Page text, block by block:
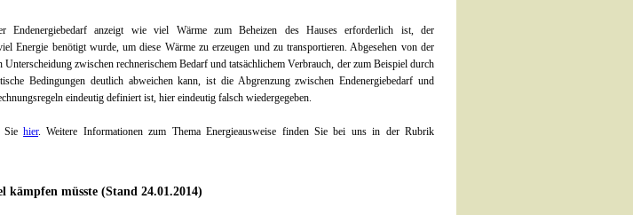
Endenergiebedarf anzeigt wie viel Wärme zum Beheizen des Hauses erforderlich ist, der
Energie benötigt wurde, um diese Wärme zu erzeugen und zu transportieren. Abgesehen von der
zwischen rechnerischem Bedarf und tatsächlichem Verbrauch, der zum Beispiel durch
Bedingungen deutlich abweichen kann, ist die Abgrenzung zwischen Endenergiebedarf und
eindeutig definiert ist, hier eindeutig falsch wiedergegeben.
Siehier. Weitere Informationen zum Thema Energieausweise finden Sie bei uns in der Rubrik
kämpfen müsste (Stand 24.01.2014)